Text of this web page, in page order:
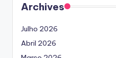
Archives
Julho 2026
Abril 2026